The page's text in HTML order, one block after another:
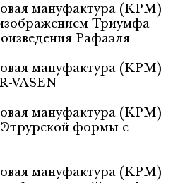
мануфактура (KPM)
Триумфа
Рафаэля
мануфактура (KPM)
VASEN
мануфактура (KPM)
формы с
мануфактура (KPM)